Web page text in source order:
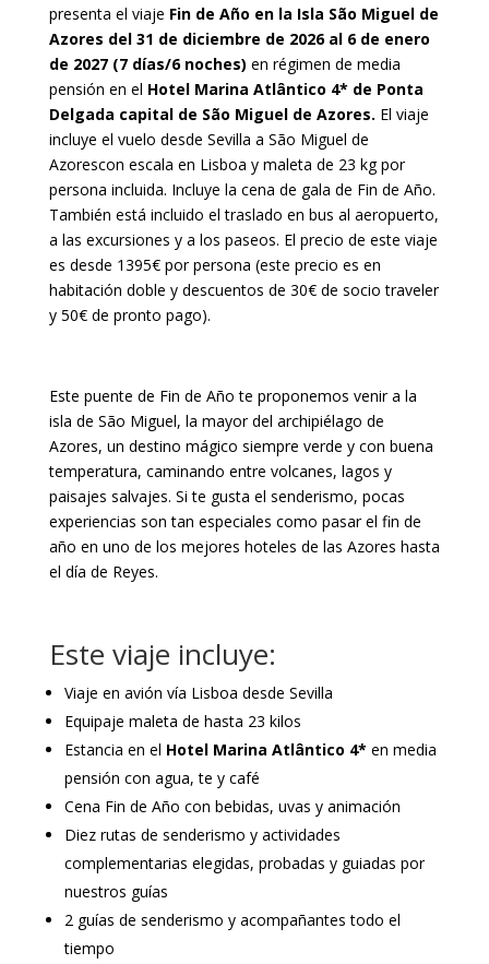
presenta el viaje Fin de Año en la Isla São Miguel de
Azores del 31 de diciembre de 2026 al 6 de enero
de 2027 (7 días/6 noches) en régimen de media
pensión en el Hotel Marina Atlântico 4* de Ponta
Delgada capital de São Miguel de Azores. El viaje
incluye el vuelo desde Sevilla a São Miguel de
Azorescon escala en Lisboa y maleta de 23 kg por
persona incluida. Incluye la cena de gala de Fin de Año.
También está incluido el traslado en bus al aeropuerto,
a las excursiones y a los paseos. El precio de este viaje
es desde 1395€ por persona (este precio es en
habitación doble y descuentos de 30€ de socio traveler
y 50€ de pronto pago).
Este puente de Fin de Año te proponemos venir a la
isla de São Miguel, la mayor del archipiélago de
Azores, un destino mágico siempre verde y con buena
temperatura, caminando entre volcanes, lagos y
paisajes salvajes. Si te gusta el senderismo, pocas
experiencias son tan especiales como pasar el fin de
año en uno de los mejores hoteles de las Azores hasta
el día de Reyes.
Este viaje incluye:
Viaje en avión vía Lisboa desde Sevilla
Equipaje maleta de hasta 23 kilos
Estancia en el Hotel Marina Atlântico 4* en media
pensión con agua, te y café
Cena Fin de Año con bebidas, uvas y animación
Diez rutas de senderismo y actividades
complementarias elegidas, probadas y guiadas por
nuestros guías
2 guías de senderismo y acompañantes todo el
tiempo